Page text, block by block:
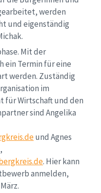
werden
und eigenständig
Mit der
ein Termin für eine
werden. Zuständig
im
für Wirtschaft und den
sind Angelika
und Agnes
. Hier kann
anmelden,